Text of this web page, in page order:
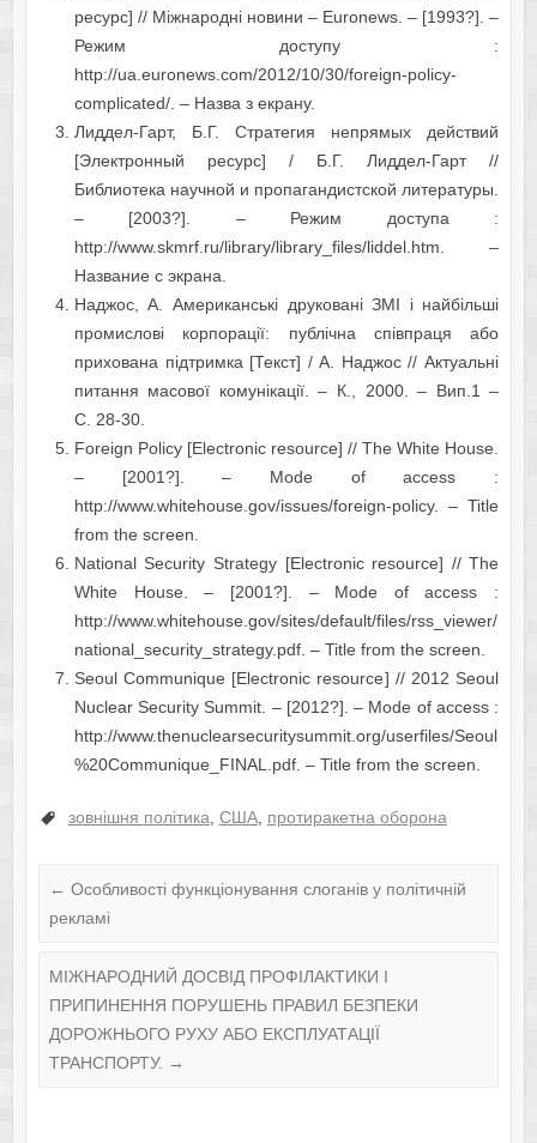
ресурс] // Міжнародні новини – Еuronews. – [1993?]. –
Режим доступу :
http://ua.euronews.com/2012/10/30/foreign-policy-
complicated/. – Назва з екрану.
Лиддел-Гарт, Б.Г. Стратегия непрямых действий
[Электронный ресурс] / Б.Г. Лиддел-Гарт //
Библиотека научной и пропагандистской литературы.
– [2003?]. – Режим доступа :
http://www.skmrf.ru/library/library_files/liddel.htm. –
Название с экрана.
Наджос, А. Американські друковані ЗМІ і найбільші
промислові корпорації: публічна співпраця або
прихована підтримка [Текст] / А. Наджос // Актуальні
питання масової комунікації. – К., 2000. – Вип.1 –
С. 28-30.
Foreign Policy [Electronic resource] // The White House.
– [2001?]. – Mode of access :
http://www.whitehouse.gov/issues/foreign-policy. – Title
from the screen.
National Security Strategy [Electronic resource] // The
White House. – [2001?]. – Mode of access :
http://www.whitehouse.gov/sites/default/files/rss_viewer/
national_security_strategy.pdf. – Title from the screen.
Seoul Communiquе [Electronic resource] // 2012 Seoul
Nuclear Security Summit. – [2012?]. – Mode of access :
http://www.thenuclearsecuritysummit.org/userfiles/Seoul
%20Communique_FINAL.pdf. – Title from the screen.
зовнішня політика, США, протиракетна оборона
← Особливості функціонування слоганів у політичній
рекламі
МІЖНАРОДНИЙ ДОСВІД ПРОФІЛАКТИКИ І
ПРИПИНЕННЯ ПОРУШЕНЬ ПРАВИЛ БЕЗПЕКИ
ДОРОЖНЬОГО РУХУ АБО ЕКСПЛУАТАЦІЇ
ТРАНСПОРТУ. →